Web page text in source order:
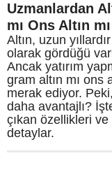
Uzmanlardan
mı Ons Altın
Altın, uzun
olarak gördüğü
Ancak yatırım
gram altın mı ons
merak ediyor.
daha avantajlı?
çıkan özellikleri
detaylar.